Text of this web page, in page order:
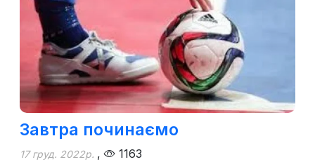
Завтра починаємо
17 груд. 2022р. ,
1163